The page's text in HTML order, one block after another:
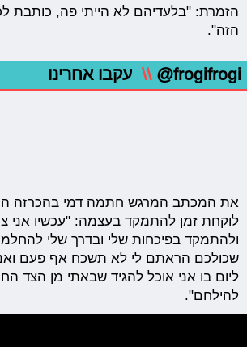
הזמרת: "בלעדיהם לא הייתי פה,
הזה".
@frogifrogi
\\ עקבו אחרינו
את המכתב המרגש חתמה דמי בהכרזה
לוקחת זמן להתמקד בעצמה: "עכשיו אני
ולהתמקד בפיכחות שלי ובדרך שלי
שכולכם הראתם לי לא תשכח אף פעם
ליום בו אני אוכל להגיד שבאתי מן הצד
להילחם".